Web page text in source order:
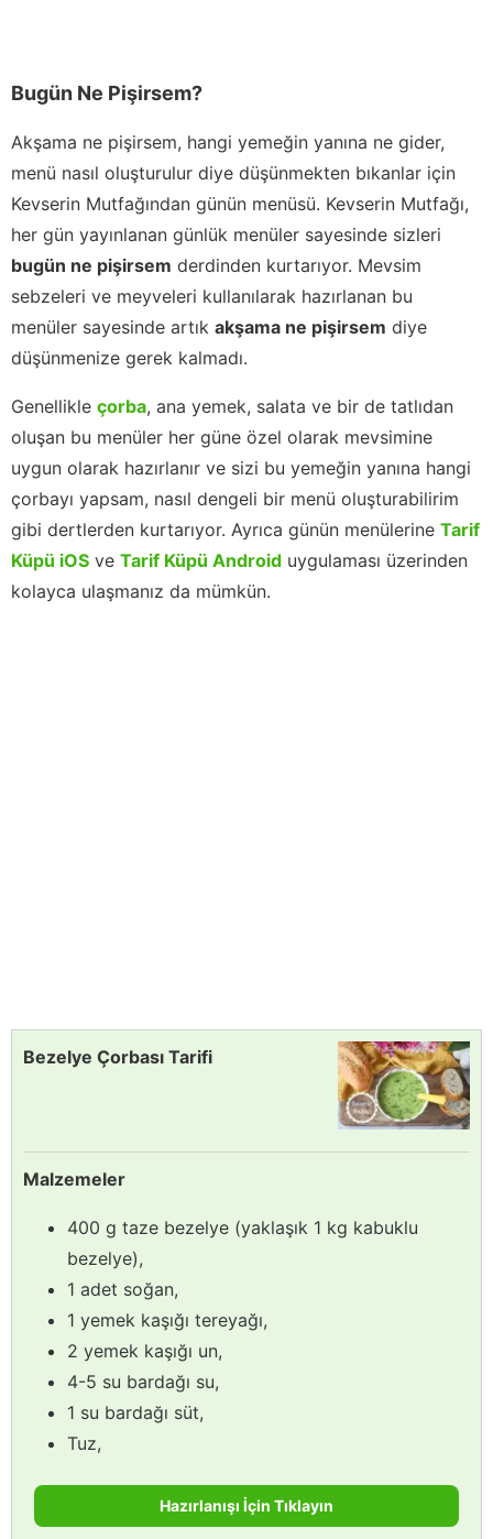
Bugün Ne Pişirsem?
Akşama ne pişirsem, hangi yemeğin yanına ne gider,
menü nasıl oluşturulur diye düşünmekten bıkanlar için
Kevserin Mutfağından günün menüsü. Kevserin Mutfağı,
her gün yayınlanan günlük menüler sayesinde sizleri
bugün ne pişirsem derdinden kurtarıyor. Mevsim
sebzeleri ve meyveleri kullanılarak hazırlanan bu
menüler sayesinde artık akşama ne pişirsem diye
düşünmenize gerek kalmadı.
Genellikle çorba, ana yemek, salata ve bir de tatlıdan
oluşan bu menüler her güne özel olarak mevsimine
uygun olarak hazırlanır ve sizi bu yemeğin yanına hangi
çorbayı yapsam, nasıl dengeli bir menü oluşturabilirim
gibi dertlerden kurtarıyor. Ayrıca günün menülerine Tarif
Küpü iOS ve Tarif Küpü Android uygulaması üzerinden
kolayca ulaşmanız da mümkün.
Bezelye Çorbası Tarifi
Malzemeler
400 g taze bezelye (yaklaşık 1 kg kabuklu
bezelye),
1 adet soğan,
1 yemek kaşığı tereyağı,
2 yemek kaşığı un,
4-5 su bardağı su,
1 su bardağı süt,
Tuz,
Hazırlanışı İçin Tıklayın